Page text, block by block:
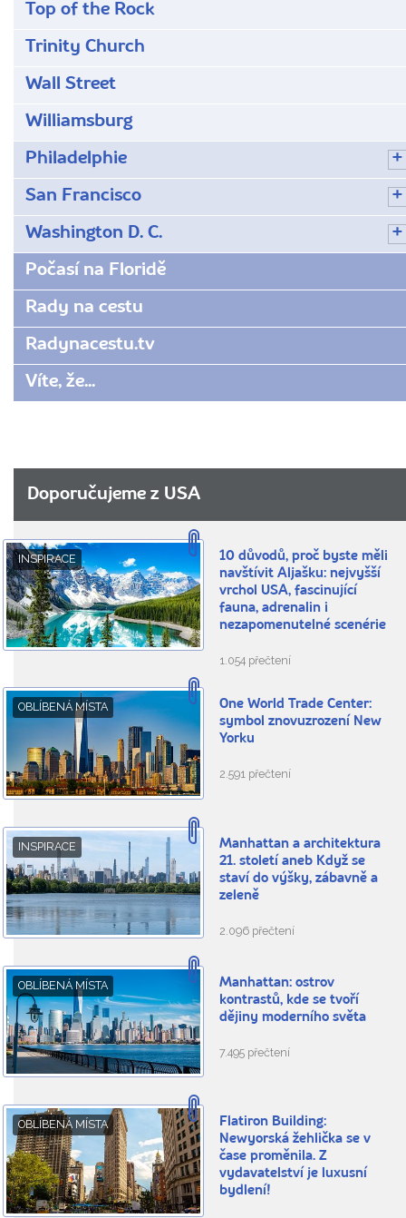
Top of the Rock
Trinity Church
Wall Street
Williamsburg
Philadelphie
San Francisco
Washington D. C.
Počasí na Floridě
Rady na cestu
Radynacestu.tv
Víte, že...
Doporučujeme z USA
INSPIRACE
10 důvodů, proč byste měli
navštívit Aljašku: nejvyšší
vrchol USA, fascinující
fauna, adrenalin i
nezapomenutelné scenérie
1.054 přečtení
OBLÍBENÁ MÍSTA
One World Trade Center:
symbol znovuzrození New
Yorku
2.591 přečtení
INSPIRACE
Manhattan a architektura
21. století aneb Když se
staví do výšky, zábavně a
zeleně
2.096 přečtení
OBLÍBENÁ MÍSTA
Manhattan: ostrov
kontrastů, kde se tvoří
dějiny moderního světa
7.495 přečtení
OBLÍBENÁ MÍSTA
Flatiron Building:
Newyorská žehlička se v
čase proměnila. Z
vydavatelství je luxusní
bydlení!